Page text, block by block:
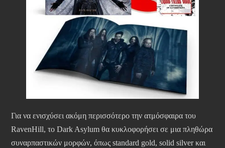
Για να ενισχύσει ακόμη περισσότερο την ατμόσφαιρα του
RavenHill, το Dark Asylum θα κυκλοφορήσει σε μια πληθώρα
συναρπαστικών μορφών, όπως standard gold, solid silver και